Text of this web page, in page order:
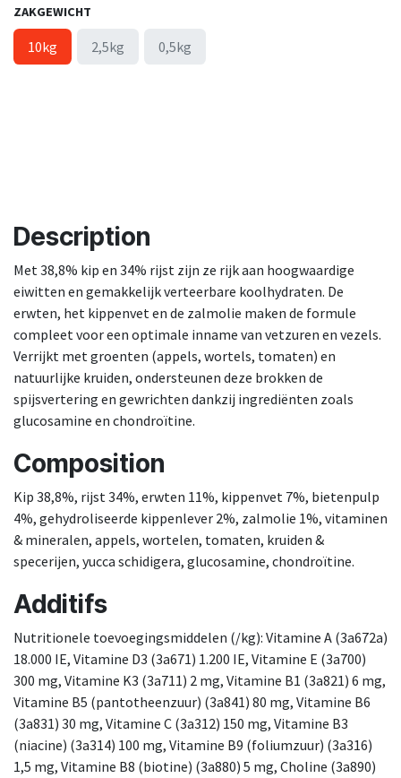
ZAKGEWICHT
10kg 2,5kg 0,5kg
Description
Met 38,8% kip en 34% rijst zijn ze rijk aan hoogwaardige
eiwitten en gemakkelijk verteerbare koolhydraten. De
erwten, het kippenvet en de zalmolie maken de formule
compleet voor een optimale inname van vetzuren en vezels.
Verrijkt met groenten (appels, wortels, tomaten) en
natuurlijke kruiden, ondersteunen deze brokken de
spijsvertering en gewrichten dankzij ingrediënten zoals
glucosamine en chondroïtine.
Composition
Kip 38,8%, rijst 34%, erwten 11%, kippenvet 7%, bietenpulp
4%, gehydroliseerde kippenlever 2%, zalmolie 1%, vitaminen
& mineralen, appels, wortelen, tomaten, kruiden &
specerijen, yucca schidigera, glucosamine, chondroïtine.
Additifs
Nutritionele toevoegingsmiddelen (/kg): Vitamine A (3a672a)
18.000 IE, Vitamine D3 (3a671) 1.200 IE, Vitamine E (3a700)
300 mg, Vitamine K3 (3a711) 2 mg, Vitamine B1 (3a821) 6 mg,
Vitamine B5 (pantotheenzuur) (3a841) 80 mg, Vitamine B6
(3a831) 30 mg, Vitamine C (3a312) 150 mg, Vitamine B3
(niacine) (3a314) 100 mg, Vitamine B9 (foliumzuur) (3a316)
1,5 mg, Vitamine B8 (biotine) (3a880) 5 mg, Choline (3a890)